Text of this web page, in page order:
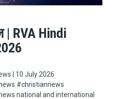
| RVA Hindi
| 10 July 2026
#christiannews​​​​​
national and international